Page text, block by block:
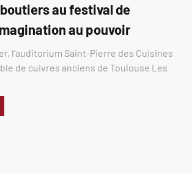
au festival de
au pouvoir
l’auditorium Saint-Pierre des Cuisines
de cuivres anciens de Toulouse Les